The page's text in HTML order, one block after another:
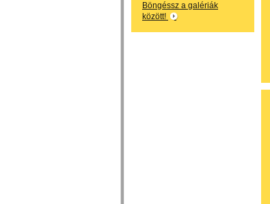
Böngéssz a galériák
között!